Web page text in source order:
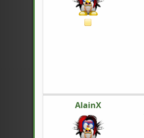
AlainX